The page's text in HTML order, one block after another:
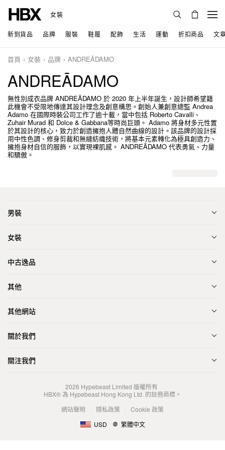
女裝
新到貨品 品牌 服裝 鞋履 配飾 生活 運動 折扣商品 文
首頁 女裝 品牌 ANDREĀDAMO
ANDREĀDAMO
無性別成衣品牌 ANDREĀDAMO 於 2020 年上半年誕生，設計師希望籍
此機會不受限地傳達其設計理念及創意構思。創始人兼創意總監 Andrea
Adamo 在國際時裝公司工作了逾十載，當中包括 Roberto Cavalli、
Zuhair Murad 和 Dolce & Gabbana等時尚巨頭。 Adamo 將身材多元性置
於其設計的核心，致力於創造擁抱人體自然曲線的設計。該品牌的設計採
用中性色調、修身剪裁和無縫紡織技術，將基本元素轉化為極具創造力、
擁抱身材自信的服飾，以實現裸肌感。 ANDREĀDAMO 代表勇氣、力量
和驕傲。
男裝
女裝
中古逸品
其他
其他網站
關於我們
關注我們
2026 Hypebeast Limited 版權所有
HBX® 為 Hypebeast Hong Kong Ltd. 的註冊商標。
網站聲明
隱私政策
Cookie 政策
USD
繁體中文